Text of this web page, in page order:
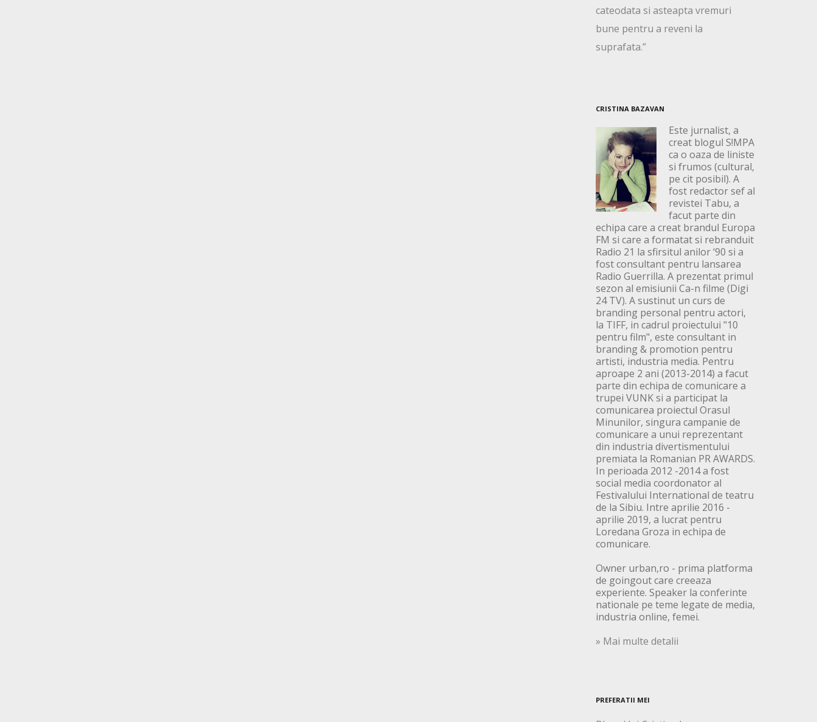
cateodata si asteapta vremuri
bune pentru a reveni la
suprafata.”
CRISTINA BAZAVAN
Este jurnalist, a
creat blogul S!MPA
ca o oaza de liniste
si frumos (cultural,
pe cit posibil). A
fost redactor sef al
revistei Tabu, a
facut parte din
echipa care a creat brandul Europa
FM si care a formatat si rebranduit
Radio 21 la sfirsitul anilor ‘90 si a
fost consultant pentru lansarea
Radio Guerrilla. A prezentat primul
sezon al emisiunii Ca-n filme (Digi
24 TV). A sustinut un curs de
branding personal pentru actori,
la TIFF, in cadrul proiectului "10
pentru film", este consultant in
branding & promotion pentru
artisti, industria media. Pentru
aproape 2 ani (2013-2014) a facut
parte din echipa de comunicare a
trupei VUNK si a participat la
comunicarea proiectul Orasul
Minunilor, singura campanie de
comunicare a unui reprezentant
din industria divertismentului
premiata la Romanian PR AWARDS.
In perioada 2012 -2014 a fost
social media coordonator al
Festivalului International de teatru
de la Sibiu. Intre aprilie 2016 -
aprilie 2019, a lucrat pentru
Loredana Groza in echipa de
comunicare.
Owner urban,ro - prima platforma
de goingout care creeaza
experiente. Speaker la conferinte
nationale pe teme legate de media,
industria online, femei.
» Mai multe detalii
PREFERATII MEI